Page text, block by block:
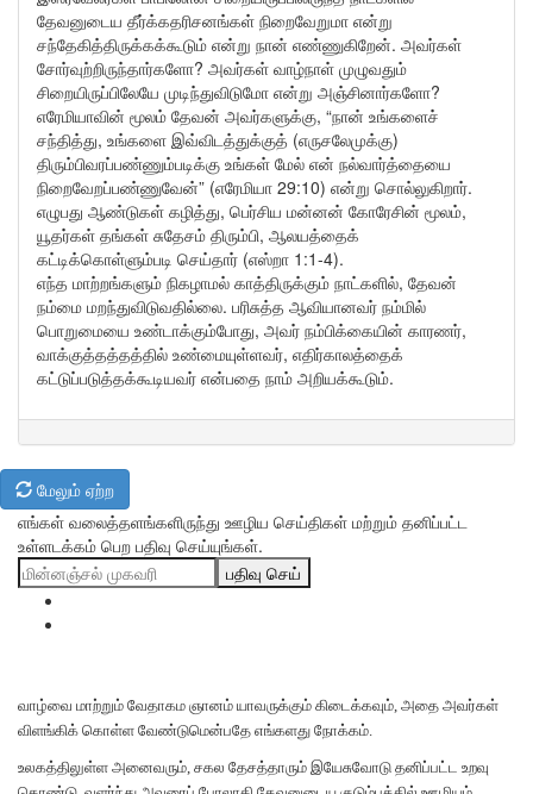
தேவனுடைய தீர்க்கதரிசனங்கள் நிறைவேறுமா என்று
சந்தேகித்திருக்கக்கூடும் என்று நான் எண்ணுகிறேன். அவர்கள்
சோர்வுற்றிருந்தார்களோ? அவர்கள் வாழ்நாள் முழுவதும்
சிறையிருப்பிலேயே முடிந்துவிடுமோ என்று அஞ்சினார்களோ?
எரேமியாவின் மூலம் தேவன் அவர்களுக்கு, “நான் உங்களைச்
சந்தித்து, உங்களை இவ்விடத்துக்குத் (எருசலேமுக்கு)
திரும்பிவரப்பண்ணும்படிக்கு உங்கள் மேல் என் நல்வார்த்தையை
நிறைவேறப்பண்ணுவேன்” (எரேமியா 29:10) என்று சொல்லுகிறார்.
எழுபது ஆண்டுகள் கழித்து, பெர்சிய மன்னன் கோரேசின் மூலம்,
யூதர்கள் தங்கள் சுதேசம் திரும்பி, ஆலயத்தைக்
கட்டிக்கொள்ளும்படி செய்தார் (எஸ்றா 1:1-4).
எந்த மாற்றங்களும் நிகழாமல் காத்திருக்கும் நாட்களில், தேவன்
நம்மை மறந்துவிடுவதில்லை. பரிசுத்த ஆவியானவர் நம்மில்
பொறுமையை உண்டாக்கும்போது, அவர் நம்பிக்கையின் காரணர்,
வாக்குத்தத்தத்தில் உண்மையுள்ளவர், எதிர்காலத்தைக்
கட்டுப்படுத்தக்கூடியவர் என்பதை நாம் அறியக்கூடும்.
மேலும் ஏற்ற
எங்கள் வலைத்தளங்களிருந்து ஊழிய செய்திகள் மற்றும் தனிப்பட்ட
உள்ளடக்கம் பெற பதிவு செய்யுங்கள்.
பதிவு செய்
வாழ்வை மாற்றும் வேதாகம ஞானம் யாவருக்கும் கிடைக்கவும், அதை அவர்கள்
விளங்கிக் கொள்ள வேண்டுமென்பதே எங்களது நோக்கம்.
உலகத்திலுள்ள அனைவரும், சகல தேசத்தாரும் இயேசுவோடு தனிப்பட்ட உறவு